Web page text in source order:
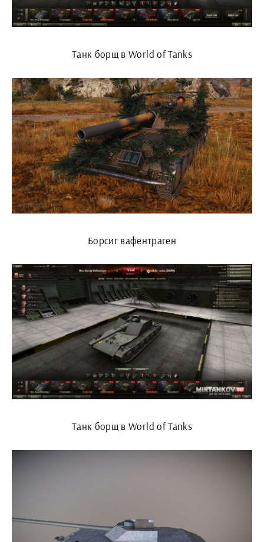
Танк борщ в World of Tanks
Борсиг вафентраген
Танк борщ в World of Tanks